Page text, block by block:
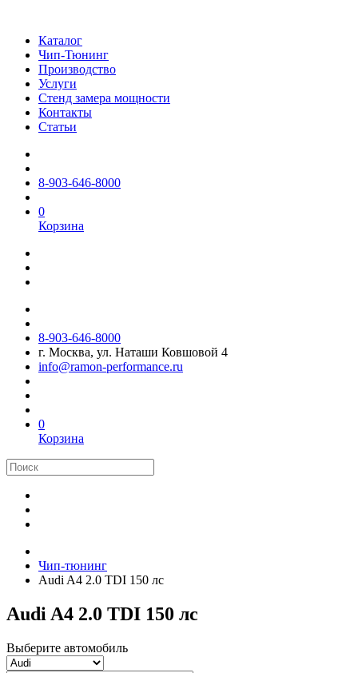
Каталог
Чип-Тюнинг
Производство
Услуги
Стенд замера мощности
Контакты
Статьи
8-903-646-8000
0
Корзина
8-903-646-8000
г. Москва, ул. Наташи Ковшовой 4
info@ramon-performance.ru
0
Корзина
Чип-тюнинг
Audi A4 2.0 TDI 150 лс
Audi A4 2.0 TDI 150 лс
Выберите автомобиль